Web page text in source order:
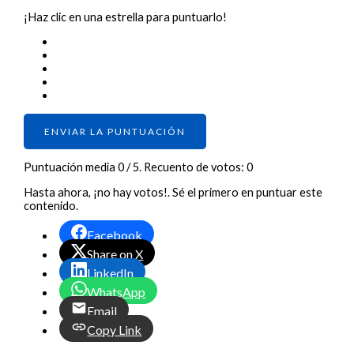
¡Haz clic en una estrella para puntuarlo!
ENVIAR LA PUNTUACIÓN
Puntuación media0/ 5. Recuento de votos:0
Hasta ahora, ¡no hay votos!. Sé el primero en puntuar este
contenido.
Facebook
Share on X
LinkedIn
WhatsApp
Email
Copy Link